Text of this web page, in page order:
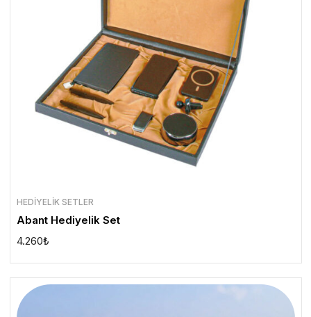
HEDIYELIK SETLER
Abant Hediyelik Set
4.260₺